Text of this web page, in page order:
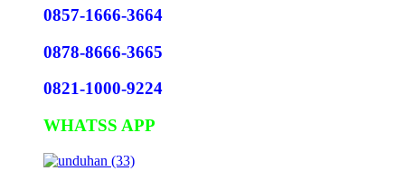
0857-1666-3664
0878-8666-3665
0821-1000-9224
WHATSS APP